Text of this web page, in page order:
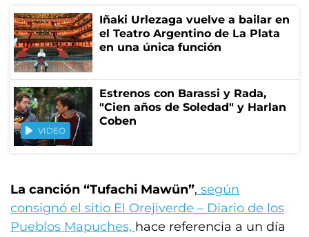
Iñaki Urlezaga vuelve a bailar en
el Teatro Argentino de La Plata
en una única función
VIDEO
Estrenos con Barassi y Rada,
"Cien años de Soledad" y Harlan
Coben
La canción “Tufachi Mawün”, según
consignó el sitio El Orejiverde – Diario de los
Pueblos Mapuches, hace referencia a un día